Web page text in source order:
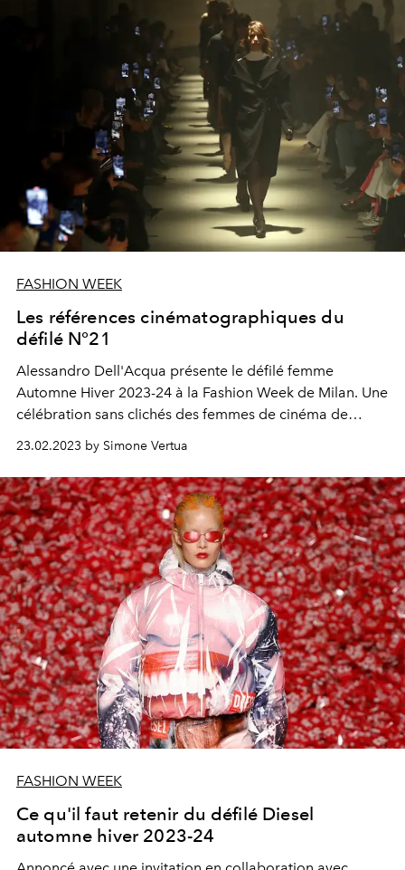
FASHION WEEK
Les références cinématographiques du
défilé N°21
Alessandro Dell'Acqua présente le défilé femme
Automne Hiver 2023-24 à la Fashion Week de Milan. Une
célébration sans clichés des femmes de cinéma de
23.02.2023 by Simone Vertua
FASHION WEEK
Ce qu'il faut retenir du défilé Diesel
automne hiver 2023-24